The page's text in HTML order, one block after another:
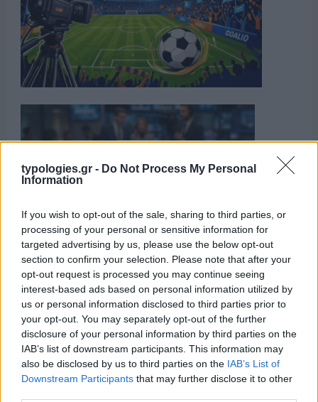
typologies.gr - Do Not Process My Personal
Information
If you wish to opt-out of the sale, sharing to third parties, or
processing of your personal or sensitive information for
targeted advertising by us, please use the below opt-out
section to confirm your selection. Please note that after your
opt-out request is processed you may continue seeing
interest-based ads based on personal information utilized by
us or personal information disclosed to third parties prior to
your opt-out. You may separately opt-out of the further
disclosure of your personal information by third parties on the
IAB’s list of downstream participants. This information may
also be disclosed by us to third parties on the IAB’s List of
Downstream Participants that may further disclose it to other